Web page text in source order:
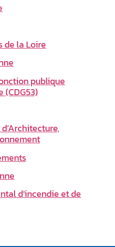
de la Loire
publique
d’incendie et de